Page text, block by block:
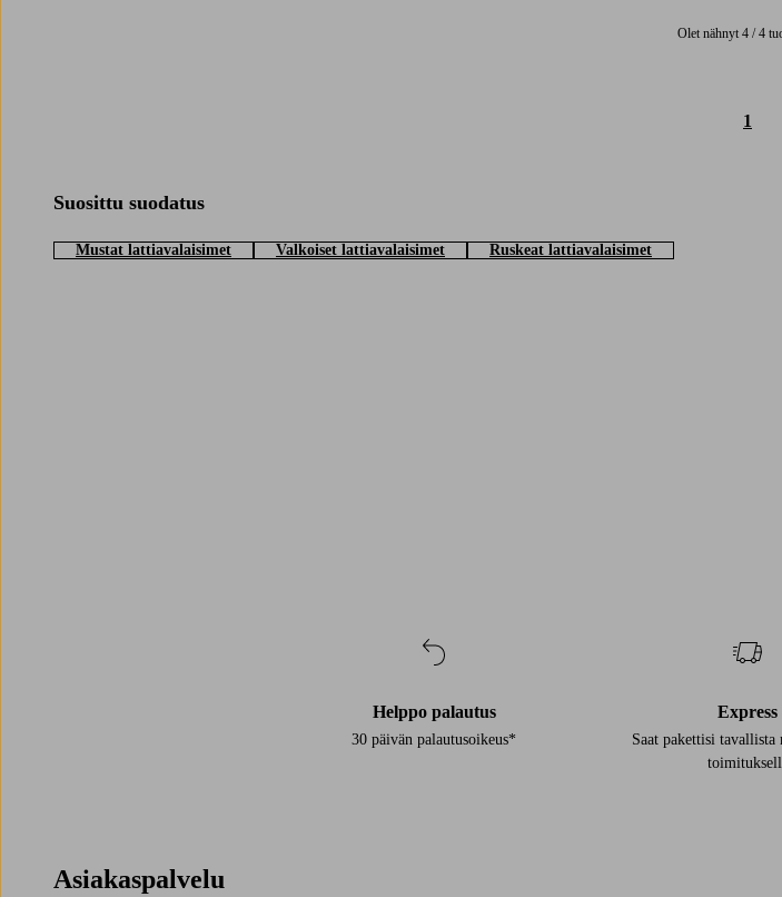
Olet nähnyt 4 / 4
1
Suosittu suodatus
Mustat lattiavalaisimet Valkoiset lattiavalaisimet Ruskeat lattiavalaisimet
Helppo palautus
30 päivän palautusoikeus*
Express
Saat pakettisi tavallista
Asiakaspalvelu